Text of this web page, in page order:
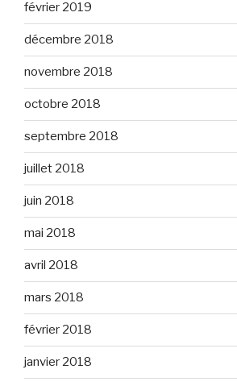
février 2019
décembre 2018
novembre 2018
octobre 2018
septembre 2018
juillet 2018
juin 2018
mai 2018
avril 2018
mars 2018
février 2018
janvier 2018